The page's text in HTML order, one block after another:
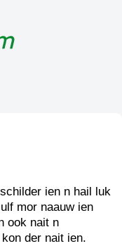
ien n hail luk
mor naauw ien
ook nait n
der nait ien.